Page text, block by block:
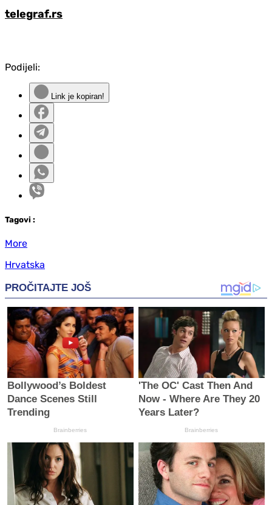
telegraf.rs
Podijeli:
Link je kopiran!
Tagovi :
More
Hrvatska